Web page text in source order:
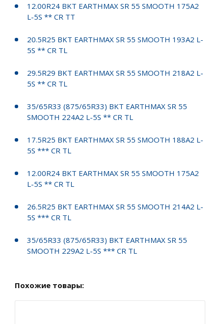
12.00R24 BKT EARTHMAX SR 55 SMOOTH 175A2
L-5S ** CR TT
20.5R25 BKT EARTHMAX SR 55 SMOOTH 193A2 L-
5S ** CR TL
29.5R29 BKT EARTHMAX SR 55 SMOOTH 218A2 L-
5S ** CR TL
35/65R33 (875/65R33) BKT EARTHMAX SR 55
SMOOTH 224A2 L-5S ** CR TL
17.5R25 BKT EARTHMAX SR 55 SMOOTH 188A2 L-
5S *** CR TL
12.00R24 BKT EARTHMAX SR 55 SMOOTH 175A2
L-5S ** CR TL
26.5R25 BKT EARTHMAX SR 55 SMOOTH 214A2 L-
5S *** CR TL
35/65R33 (875/65R33) BKT EARTHMAX SR 55
SMOOTH 229A2 L-5S *** CR TL
Похожие товары: